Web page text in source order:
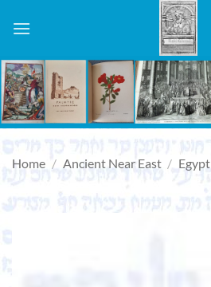
Home / Ancient Near East / Egypt